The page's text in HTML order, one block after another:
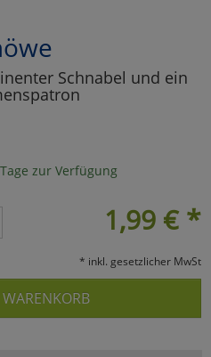
Schnabel und ein
zur Verfügung
1,99 € *
* inkl. gesetzlicher MwSt
zu Haupptseite